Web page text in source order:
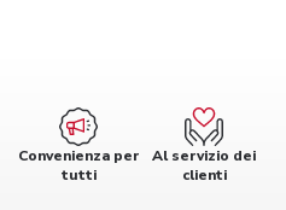
Convenienza per
tutti
Al servizio dei
clienti